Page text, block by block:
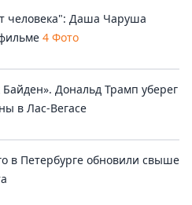
человека": Даша Чаруша
4 Фото
Дональд Трамп уберег
в Лас-Вегасе
в Петербурге обновили свыше